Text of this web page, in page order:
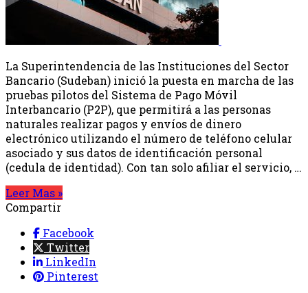
La Superintendencia de las Instituciones del Sector
Bancario (Sudeban) inició la puesta en marcha de las
pruebas pilotos del Sistema de Pago Móvil
Interbancario (P2P), que permitirá a las personas
naturales realizar pagos y envíos de dinero
electrónico utilizando el número de teléfono celular
asociado y sus datos de identificación personal
(cedula de identidad). Con tan solo afiliar el servicio, …
Leer Mas »
Compartir
Facebook
Twitter
LinkedIn
Pinterest